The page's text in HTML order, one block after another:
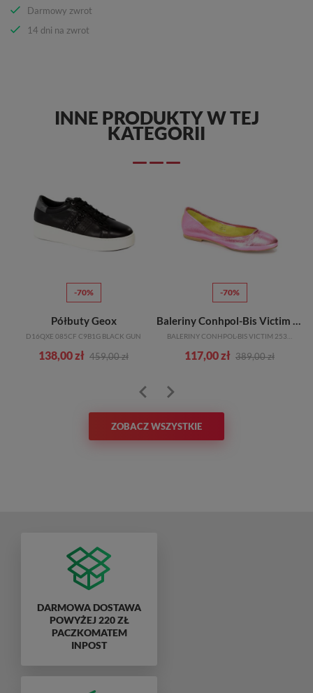
Darmowy zwrot
14 dni na zwrot
INNE PRODUKTY W TEJ
KATEGORII
-70%
Półbuty Geox
D16QXE 085CF C9B1G BLACK GUN
138,00 zł 459,00 zł
-70%
Baleriny Conhpol-Bis Victim 2538S Pink/1758
117,00 zł 389,00 zł
ZOBACZ WSZYSTKIE
DARMOWA DOSTAWA
POWYŻEJ 220 ZŁ
PACZKOMATEM
INPOST